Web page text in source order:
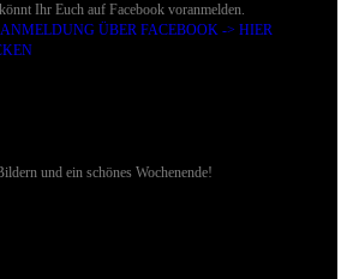
Ihr Euch auf Facebook voranmelden.
ÜBER FACEBOOK -> HIER
und ein schönes Wochenende!